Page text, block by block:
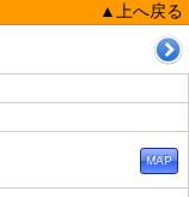
▲上へ戻る